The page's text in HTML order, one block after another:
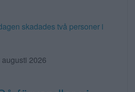
skadades två personer i
2026